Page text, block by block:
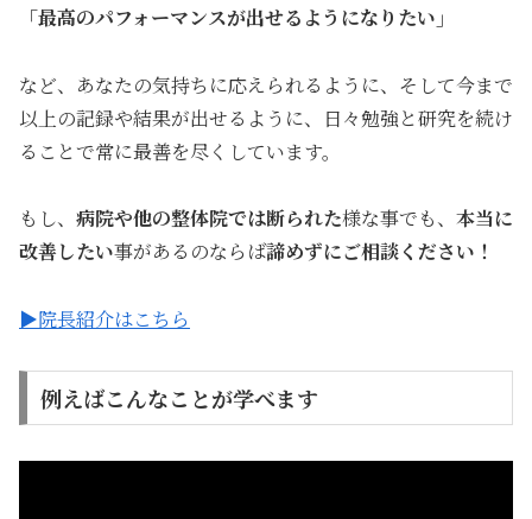
「最高のパフォーマンスが出せるようになりたい」
など、あなたの気持ちに応えられるように、そして今まで
以上の記録や結果が出せるように、日々勉強と研究を続け
ることで常に最善を尽くしています。
もし、 病院や他の整体院では断られた様な事でも、 本当に
改善したい事があるのならば諦めずにご相談ください！
▶院長紹介はこちら
例えばこんなことが学べます